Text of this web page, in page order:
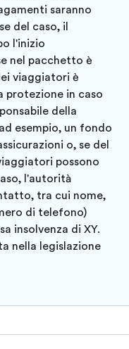
saranno
del caso, il
l'inizio
nel pacchetto è
viaggiatori è
protezione in caso
della
esempio, un fondo
o, se del
possono
l'autorità
tra cui nome,
di telefono)
insolvenza di XY.
nella legislazione